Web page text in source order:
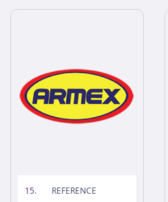
15. REFERENCE